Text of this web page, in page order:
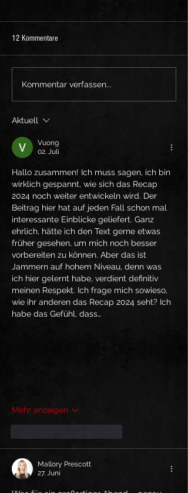
12 Kommentare
Kommentar verfassen...
Aktuell
Vuong
02. Juli
Hallo zusammen! Ich muss sagen, ich bin
wirklich gespannt, wie sich das Recap
2024 noch weiter entwickeln wird. Der
Beitrag hier hat auf jeden Fall schon mal
interessante Einblicke geliefert. Ganz
ehrlich, hätte ich den Text gerne etwas
früher gesehen, um mich noch besser
vorbereiten zu können. Aber das ist
Jammern auf hohem Niveau, denn was
ich hier gelernt habe, verdient definitiv
meinen Respekt. Ich frage mich sowieso,
wie ihr anderen das Recap 2024 seht? Ich
habe das Gefühl, dass…
Mehr anzeigen
Mallory Prescott
27. Juni